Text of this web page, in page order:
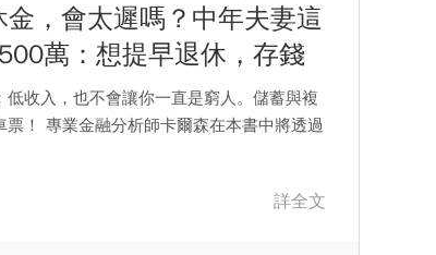
，會太遲嗎？中年夫妻這
萬：想提早退休，存錢
收入，也不會讓你一直是窮人。儲蓄與複
！ 專業金融分析師卡爾森在本書中將透過
詳全文